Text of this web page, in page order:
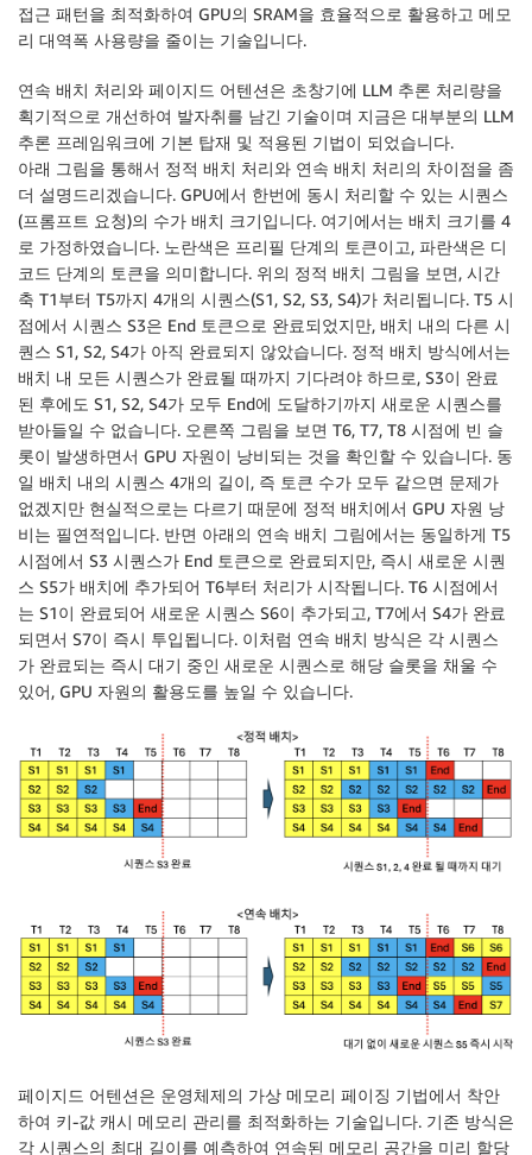
접근 패턴을 최적화하여 GPU의 SRAM을 효율적으로 활용하고 메모
리 대역폭 사용량을 줄이는 기술입니다.
연속 배치 처리와 페이지드 어텐션은 초창기에 LLM 추론 처리량을
획기적으로 개선하여 발자취를 남긴 기술이며 지금은 대부분의 LLM
추론 프레임워크에 기본 탑재 및 적용된 기법이 되었습니다.
아래 그림을 통해서 정적 배치 처리와 연속 배치 처리의 차이점을 좀
더 설명드리겠습니다. GPU에서 한번에 동시 처리할 수 있는 시퀀스
(프롬프트 요청)의 수가 배치 크기입니다. 여기에서는 배치 크기를 4
로 가정하였습니다. 노란색은 프리필 단계의 토큰이고, 파란색은 디
코드 단계의 토큰을 의미합니다. 위의 정적 배치 그림을 보면, 시간
축 T1부터 T5까지 4개의 시퀀스(S1, S2, S3, S4)가 처리됩니다. T5 시
점에서 시퀀스 S3은 End 토큰으로 완료되었지만, 배치 내의 다른 시
퀀스 S1, S2, S4가 아직 완료되지 않았습니다. 정적 배치 방식에서는
배치 내 모든 시퀀스가 완료될 때까지 기다려야 하므로, S3이 완료
된 후에도 S1, S2, S4가 모두 End에 도달하기까지 새로운 시퀀스를
받아들일 수 없습니다. 오른쪽 그림을 보면 T6, T7, T8 시점에 빈 슬
롯이 발생하면서 GPU 자원이 낭비되는 것을 확인할 수 있습니다. 동
일 배치 내의 시퀀스 4개의 길이, 즉 토큰 수가 모두 같으면 문제가
없겠지만 현실적으로는 다르기 때문에 정적 배치에서 GPU 자원 낭
비는 필연적입니다. 반면 아래의 연속 배치 그림에서는 동일하게 T5
시점에서 S3 시퀀스가 End 토큰으로 완료되지만, 즉시 새로운 시퀀
스 S5가 배치에 추가되어 T6부터 처리가 시작됩니다. T6 시점에서
는 S1이 완료되어 새로운 시퀀스 S6이 추가되고, T7에서 S4가 완료
되면서 S7이 즉시 투입됩니다. 이처럼 연속 배치 방식은 각 시퀀스
가 완료되는 즉시 대기 중인 새로운 시퀀스로 해당 슬롯을 채울 수
있어, GPU 자원의 활용도를 높일 수 있습니다.
페이지드 어텐션은 운영체제의 가상 메모리 페이징 기법에서 착안
하여 키-값 캐시 메모리 관리를 최적화하는 기술입니다. 기존 방식은
각 시퀀스의 최대 길이를 예측하여 연속된 메모리 공간을 미리 할당